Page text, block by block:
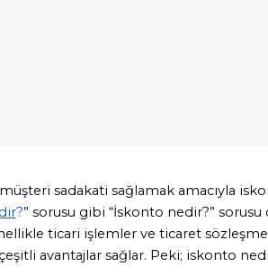
sadakati sağlamak amacıyla
?” sorusu gibi “İskonto nedir?” sorusu
ticari işlemler ve ticaret
avantajlar sağlar. Peki; iskonto